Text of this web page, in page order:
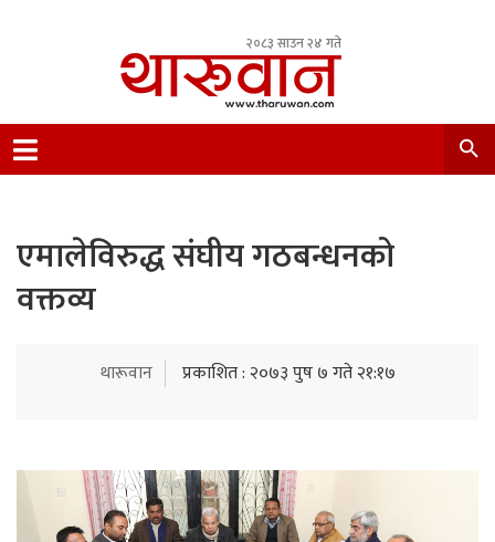
२०८३ साउन २४ गते
Nepal.
एमालेविरुद्ध संघीय गठबन्धनको
वक्तव्य
थारूवान प्रकाशित : २०७३ पुष ७ गते २१:१७